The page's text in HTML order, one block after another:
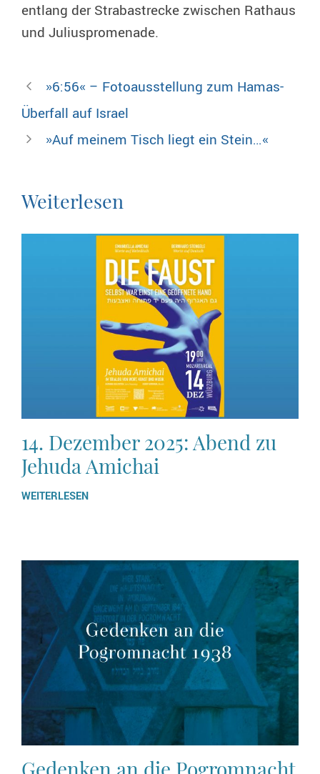
entlang der Strabastrecke zwischen Rathaus
und Juliuspromenade.
»6:56« – Fotoausstellung zum Hamas-
Überfall auf Israel
»Auf meinem Tisch liegt ein Stein…«
Weiterlesen
14. Dezember 2025: Abend zu
Jehuda Amichai
WEITERLESEN
Gedenken an die Pogromnacht